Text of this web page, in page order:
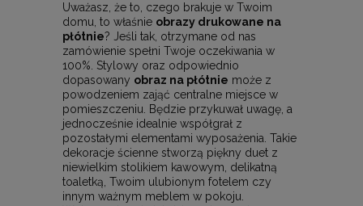
Uważasz, że to, czego brakuje w Twoim
domu, to właśnie obrazy drukowane na
płótnie? Jeśli tak, otrzymane od nas
zamówienie spełni Twoje oczekiwania w
100%. Stylowy oraz odpowiednio
dopasowany obraz na płótnie może z
powodzeniem zająć centralne miejsce w
pomieszczeniu. Będzie przykuwał uwagę, a
jednocześnie idealnie współgrał z
pozostałymi elementami wyposażenia. Takie
dekoracje ścienne stworzą piękny duet z
niewielkim stolikiem kawowym, delikatną
toaletką, Twoim ulubionym fotelem czy
innym ważnym meblem w pokoju.